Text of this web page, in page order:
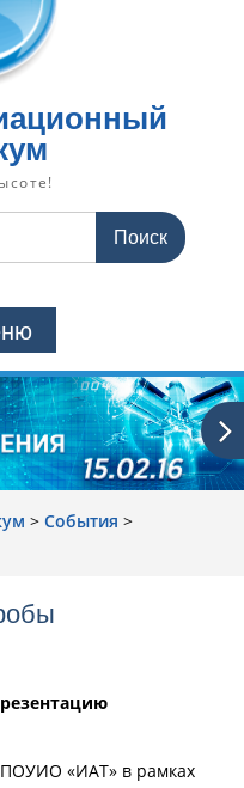
> События >
«ИАТ» в рамках